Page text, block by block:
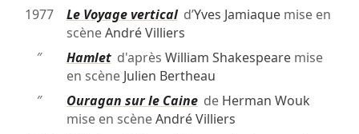
1977
Le Voyage verticald’Yves Jamiaquemise en
scèneAndré Villiers
″
Hamletd'après William Shakespearemise
en scène Julien Bertheau
″
Ouragan sur le Cainede Herman Wouk
mise en scèneAndré Villiers